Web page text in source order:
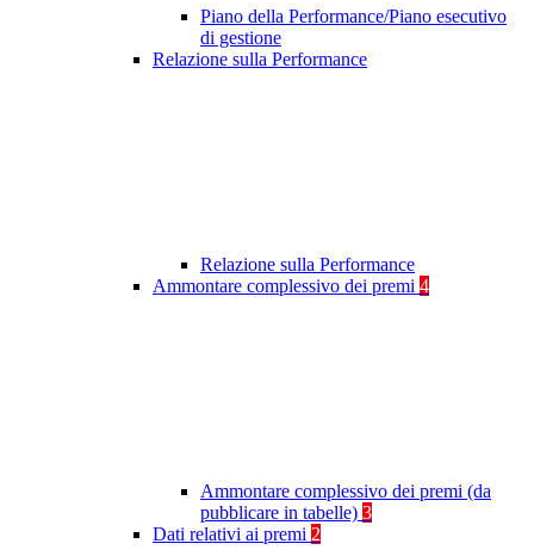
Piano della Performance/Piano esecutivo
di gestione
Relazione sulla Performance
Relazione sulla Performance
Ammontare complessivo dei premi 4
Ammontare complessivo dei premi (da
pubblicare in tabelle) 3
Dati relativi ai premi 2